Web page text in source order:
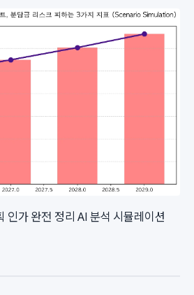
가 완전 정리 AI 분석 시뮬레이션